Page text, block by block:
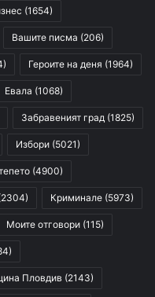
(1654)
Вашите писма (206)
Героите на деня (1964)
Евала (1068)
Забравеният град (1825)
Избори (5021)
(4900)
Криминале (5973)
Моите отговори (115)
Пловдив (2143)